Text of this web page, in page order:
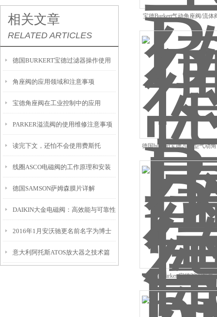
相关文章
RELATED ARTICLES
德国BURKERT宝德过滤器操作使用
说明
角座阀的应用领域和注意事项
宝德角座阀在工业控制中的应用
PARKER溢流阀的使用维修注意事项
读完下文，还怕不会使用费斯托
FESTO过滤器么？
线圈ASCO电磁阀的工作原理和安装
注意事项介绍
德国SAMSON萨姆森膜片详解
DAIKIN大金电磁阀：高效能与可靠性
的结合
2016年1月安沃驰更名前名字为博士
力士乐
意大利阿托斯ATOS放大器之技术篇
宝德Burkert气动角座阀/流体
德国burkert宝德2000型气动
德国burkert宝德2000型气
00002186